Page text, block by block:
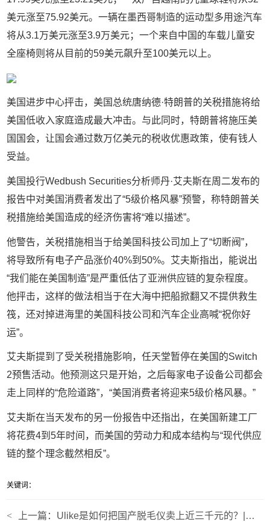
美元涨至75.92美元。一辆在墨西哥制造的运动型多用途汽车
将从3.1万美元涨至3.9万美元；一个来自中国的车载儿童安
全座椅则将从目前的59美元飙升至100美元以上。
美国进步中心抨击，美国总统唐纳德·特朗普的关税措施将给
美国低收入家庭造成最大冲击。与此同时，特朗普将施压美
国国会，让国会通过数万亿美元的税收优惠政策，使有钱人
受益。
美国投行Wedbush Securities分析师丹·艾夫斯在周二发布的
报告中对美国消费者发出了“5级价格风暴”预警，称特朗普关
税措施给美国造成的经济伤害将“难以描述”。
他警告，关税措施相当于给美国科技公司加上了“切断阀”，
将导致所有电子产品涨价40%到50%。艾夫斯指出，能说出
“我们能在美国制造”是严重低估了亚洲供应链的复杂程度。
他抨击，这样的做法相当于在大海中把船掀翻又不提供救生
筏，还对掉进海里的美国科技公司和汽车企业高喊“祝你好
运”。
艾夫斯提到了受关税措施影响，任天堂暂停在美国的Switch
2预售活动。他预测这只是开始，之后每家电子设备公司都会
走上同样的“危险道路”，“美国消费者将迎来5级价格风暴。”
艾夫斯在当天发布的另一份报告中还指出，在美国新建工厂
将花费4到5年时间，而美国的劳动力和成本结构与“现代供应
链的整个理念截然相反”。
关键词：
< 上一篇： Ulike是如何把国产脱毛仪卖上近三千元的？|界面新闻 · 时尚